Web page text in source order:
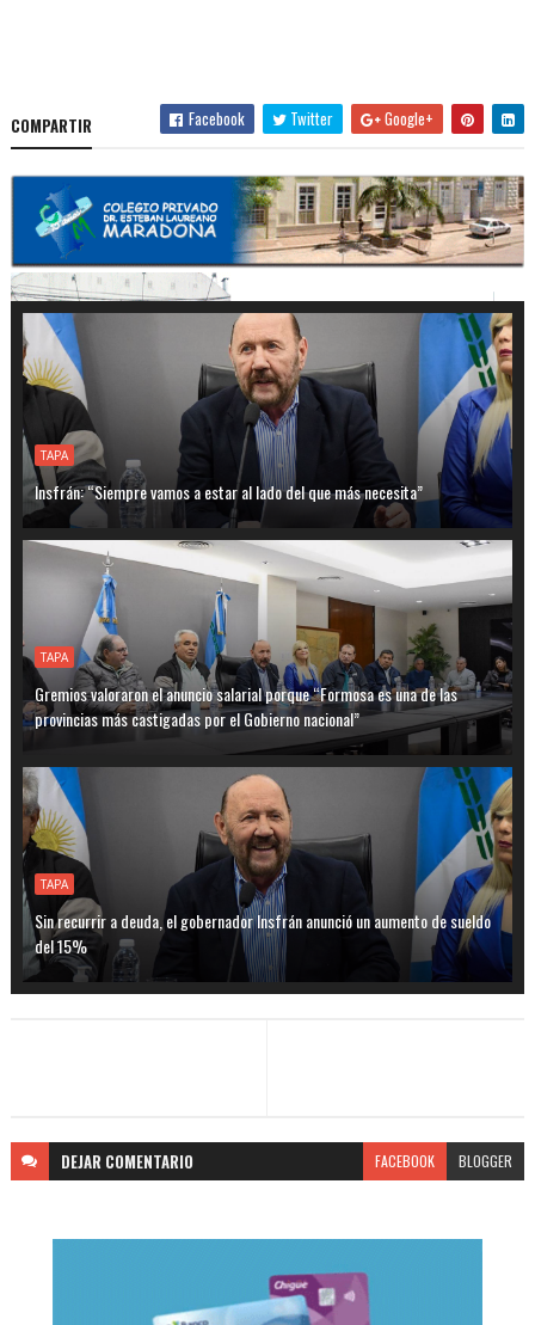
COMPARTIR Facebook Twitter Google+
TAPA
Insfrán: “Siempre vamos a estar al lado del que más necesita”
TAPA
Gremios valoraron el anuncio salarial porque “Formosa es una de las
provincias más castigadas por el Gobierno nacional”
TAPA
Sin recurrir a deuda, el gobernador Insfrán anunció un aumento de sueldo
del 15%
DEJAR COMENTARIO FACEBOOK BLOGGER